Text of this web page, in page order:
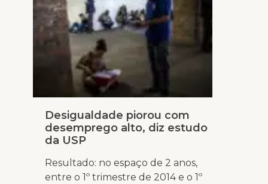
Desigualdade piorou com
desemprego alto, diz estudo
da USP
Resultado: no espaço de 2 anos,
entre o 1º trimestre de 2014 e o 1º